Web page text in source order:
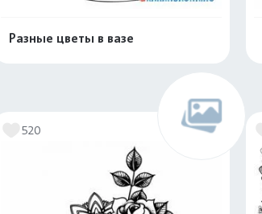
Разные цветы в вазе
520